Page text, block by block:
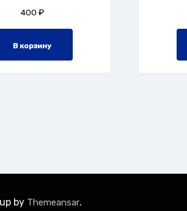
400 ₽
В корзину
by Themeansar.